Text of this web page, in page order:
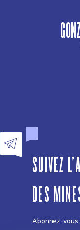
SUIVEZ
DES
Abonnez-vous